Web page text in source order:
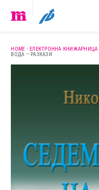
HOME -ЕЛЕКТРОННА КНИЖАРНИЦА
ВОДА – РАЗКАЗИ